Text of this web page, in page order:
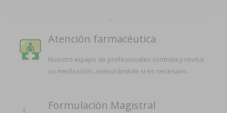
Atención farmacéutica
Nuestro equipo de profesionales controla y revisa
su medicación, asesorándole si es necesario.
Formulación Magistral